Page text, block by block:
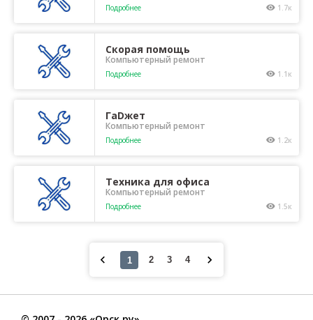
Подробнее 1.7к
Скорая помощь
Компьютерный ремонт
Подробнее 1.1к
ГаDжет
Компьютерный ремонт
Подробнее 1.2к
Техника для офиса
Компьютерный ремонт
Подробнее 1.5к